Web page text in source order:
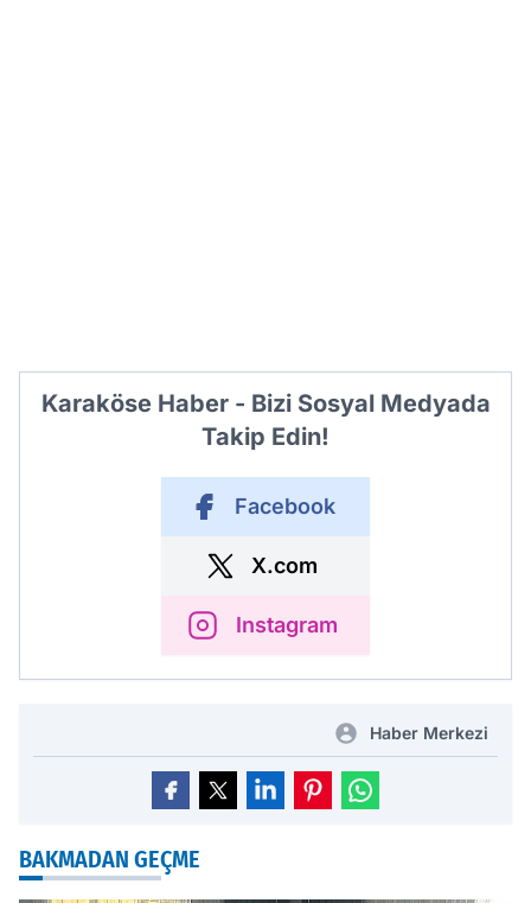
Karaköse Haber - Bizi Sosyal Medyada
Takip Edin!
Facebook
X.com
Instagram
Haber Merkezi
BAKMADAN GEÇME